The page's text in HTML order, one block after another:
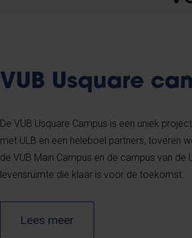
VUB Usquare
De VUB Usquare Campus is een uniek
met ULB en een heleboel partners, toveren
de VUB Main Campus en de campus van de
levensruimte die klaar is voor de toekomst.
Lees meer